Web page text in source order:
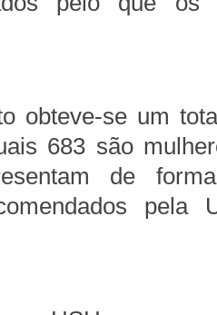
obteve-se um
683 são
de